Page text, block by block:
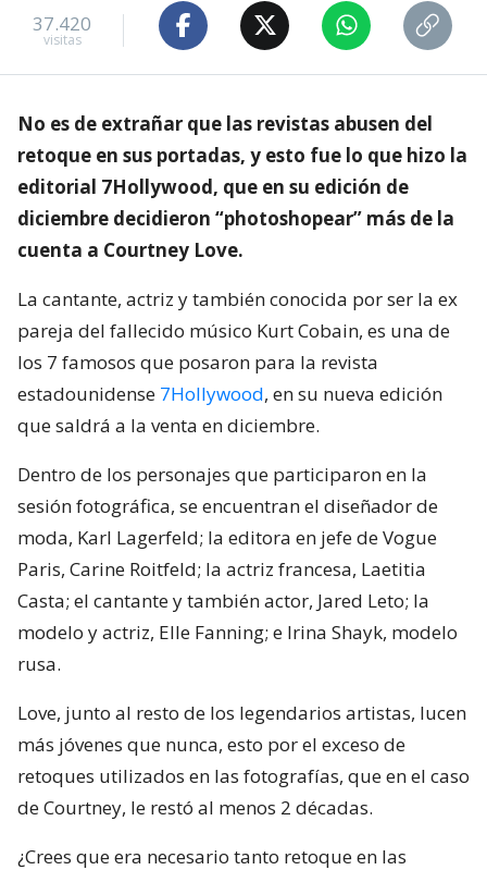
37.420
visitas
No es de extrañar que las revistas abusen del
retoque en sus portadas, y esto fue lo que hizo la
editorial 7Hollywood, que en su edición de
diciembre decidieron “photoshopear” más de la
cuenta a Courtney Love.
La cantante, actriz y también conocida por ser la ex
pareja del fallecido músico Kurt Cobain, es una de
los 7 famosos que posaron para la revista
estadounidense 7Hollywood, en su nueva edición
que saldrá a la venta en diciembre.
Dentro de los personajes que participaron en la
sesión fotográfica, se encuentran el diseñador de
moda, Karl Lagerfeld; la editora en jefe de Vogue
Paris, Carine Roitfeld; la actriz francesa, Laetitia
Casta; el cantante y también actor, Jared Leto; la
modelo y actriz, Elle Fanning; e Irina Shayk, modelo
rusa.
Love, junto al resto de los legendarios artistas, lucen
más jóvenes que nunca, esto por el exceso de
retoques utilizados en las fotografías, que en el caso
de Courtney, le restó al menos 2 décadas.
¿Crees que era necesario tanto retoque en las